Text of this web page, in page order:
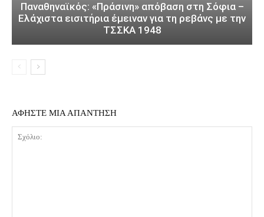
Παναθηναϊκός: «Πράσινη» απόβαση στη Σόφια –
Ελάχιστα εισιτήρια έμειναν για τη ρεβάνς με την
ΤΣΣΚΑ 1948
ΑΦΗΣΤΕ ΜΙΑ ΑΠΑΝΤΗΣΗ